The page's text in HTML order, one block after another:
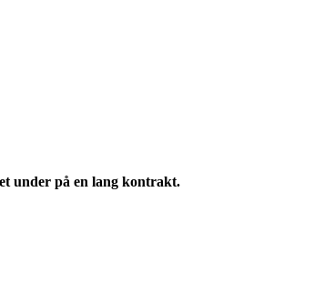
under på en lang kontrakt.